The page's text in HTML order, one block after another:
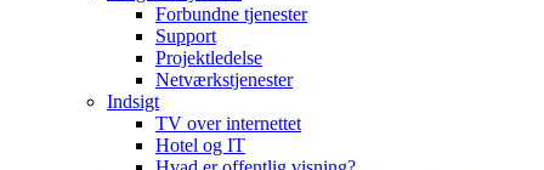
Forbundne tjenester
Support
Projektledelse
Netværkstjenester
Indsigt
TV over internettet
Hotel og IT